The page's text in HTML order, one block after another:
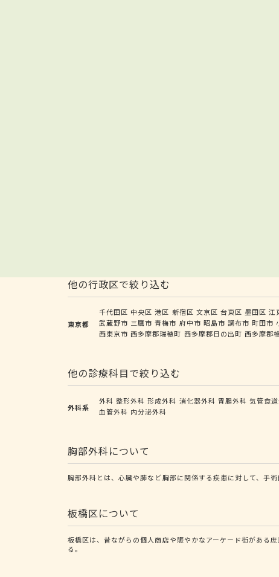
他の行政区で絞り込む
東京都
千代田区 中央区 港区 新宿区 文京区 台東区 墨田区 江
武蔵野市 三鷹市 青梅市 府中市 昭島市 調布市 町田市
西東京市 西多摩郡瑞穂町 西多摩郡日の出町 西多摩郡
他の診療科目で絞り込む
外科系
外科 整形外科 形成外科 消化器外科 胃腸外科 気管食
血管外科 内分泌外科
胸部外科について
胸部外科とは、心臓や肺など胸部に関係する疾患に対して、手
板橋区について
板橋区は、昔ながらの個人商店や賑やかなアーケード街がある
る。